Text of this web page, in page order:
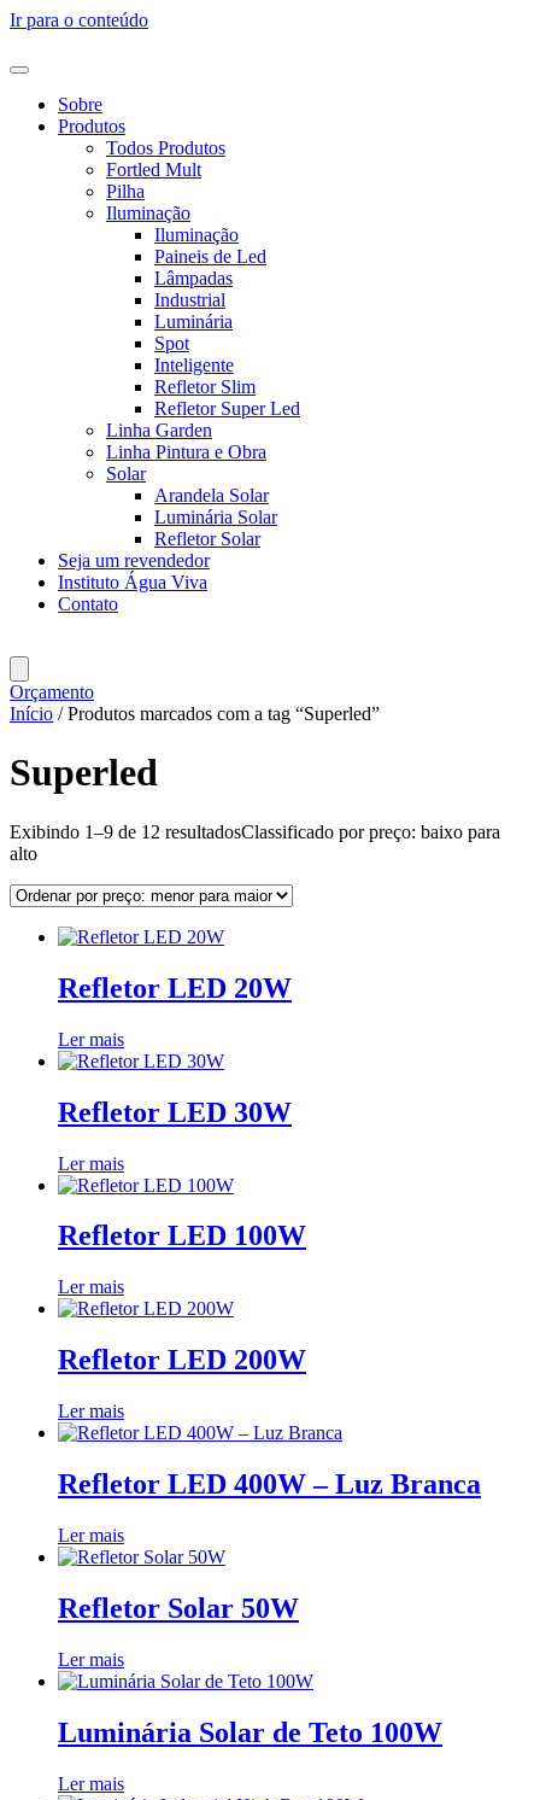
Ir para o conteúdo
Sobre
Produtos
Todos Produtos
Fortled Mult
Pilha
Iluminação
Iluminação
Paineis de Led
Lâmpadas
Industrial
Luminária
Spot
Inteligente
Refletor Slim
Refletor Super Led
Linha Garden
Linha Pintura e Obra
Solar
Arandela Solar
Luminária Solar
Refletor Solar
Seja um revendedor
Instituto Água Viva
Contato
Orçamento
Início / Produtos marcados com a tag “Superled”
Superled
Exibindo 1–9 de 12 resultadosClassificado por preço: baixo para
alto
Refletor LED 20W
Ler mais
Refletor LED 30W
Ler mais
Refletor LED 100W
Ler mais
Refletor LED 200W
Ler mais
Refletor LED 400W – Luz Branca
Ler mais
Refletor Solar 50W
Ler mais
Luminária Solar de Teto 100W
Ler mais